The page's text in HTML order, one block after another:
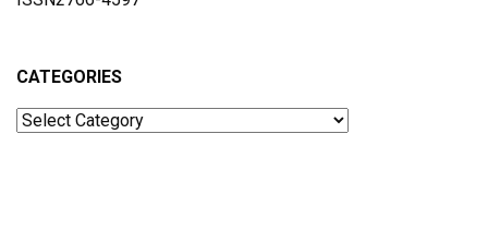
CATEGORIES
Categories